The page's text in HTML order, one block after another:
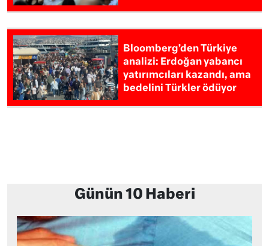
Bloomberg’den Türkiye
analizi: Erdoğan yabancı
yatırımcıları kazandı, ama
bedelini Türkler ödüyor
Günün 10 Haberi